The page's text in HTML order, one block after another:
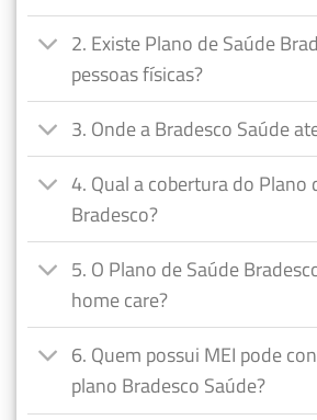
2. Existe Plano de Saúde
pessoas físicas?
3. Onde a Bradesco Saúde
4. Qual a cobertura do Plano
Bradesco?
5. O Plano de Saúde
home care?
6. Quem possui MEI pode
plano Bradesco Saúde?